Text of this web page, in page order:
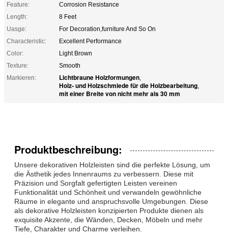
Feature:
Corrosion Resistance
Length:
8 Feet
Uasge:
For Decoration,furniture And So On
Characteristic:
Excellent Performance
Color:
Light Brown
Texture:
Smooth
Markieren:
Lichtbraune Holzformungen,
Holz- und Holzschmiede für die Holzbearbeitung,
mit einer Breite von nicht mehr als 30 mm
Produktbeschreibung:
Unsere dekorativen Holzleisten sind die perfekte Lösung, um
die Ästhetik jedes Innenraums zu verbessern. Diese mit
Präzision und Sorgfalt gefertigten Leisten vereinen
Funktionalität und Schönheit und verwandeln gewöhnliche
Räume in elegante und anspruchsvolle Umgebungen. Diese
als dekorative Holzleisten konzipierten Produkte dienen als
exquisite Akzente, die Wänden, Decken, Möbeln und mehr
Tiefe, Charakter und Charme verleihen.